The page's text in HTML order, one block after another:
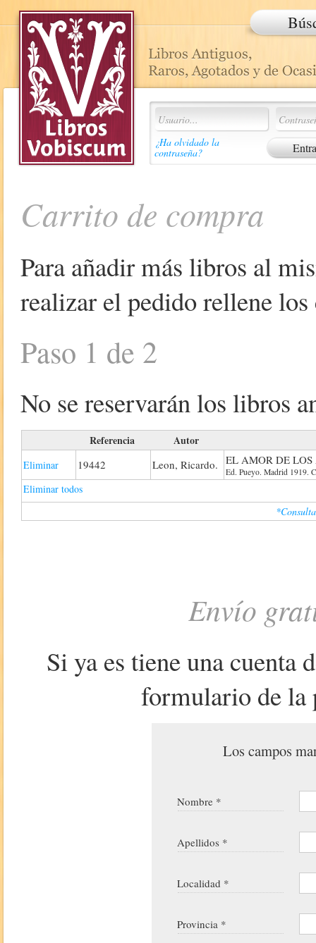
¿Ha olvidado la
contraseña?
Carrito de compra
Para añadir más libros al
realizar el pedido rellene
Paso 1 de 2
No se reservarán los libros
Referencia Autor
Eliminar 19442 Leon, Ricardo. EL AMOR DE LOS
Ed. Pueyo. Madrid 1919.
Eliminar todos
Envío
Si ya es tiene una cuenta
formulario de la
Los campos
Nombre *
Apellidos *
Localidad *
Provincia *